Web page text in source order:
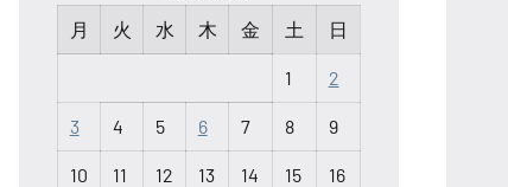
月
火 水 木 金 土 日
1 2
3 4 5 6 7 8 9
10 11 12 13 14 15 16